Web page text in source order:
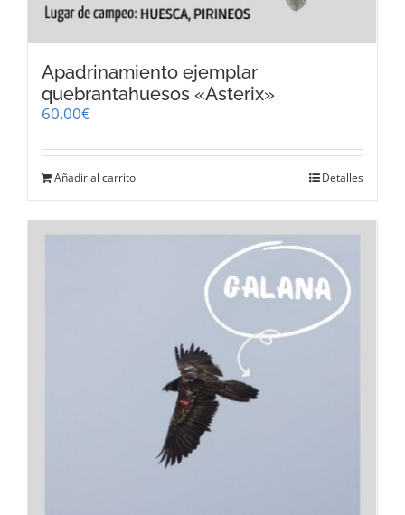
Apadrinamiento ejemplar
quebrantahuesos «Asterix»
60,00€
Añadir al carrito Detalles